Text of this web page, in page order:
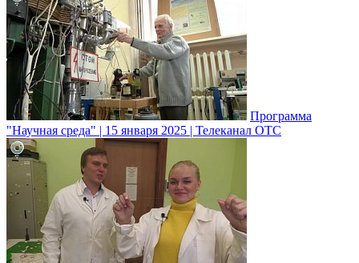
Программа
"Научная среда" | 15 января 2025 | Телеканал ОТС